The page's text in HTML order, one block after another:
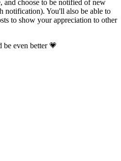
and choose to be notified of new
notification). You'll also be able to
to show your appreciation to other
even better 💗